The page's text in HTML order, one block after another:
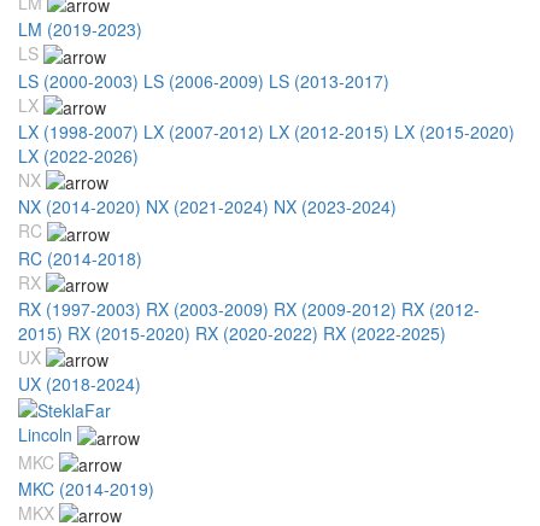
LM (2019-2023)
LS
LS (2000-2003) LS (2006-2009) LS (2013-2017)
LX
LX (1998-2007) LX (2007-2012) LX (2012-2015) LX (2015-2020)
LX (2022-2026)
NX
NX (2014-2020) NX (2021-2024) NX (2023-2024)
RC
RC (2014-2018)
RX
RX (1997-2003) RX (2003-2009) RX (2009-2012) RX (2012-
2015) RX (2015-2020) RX (2020-2022) RX (2022-2025)
UX
UX (2018-2024)
Lincoln
MKC
MKC (2014-2019)
MKX